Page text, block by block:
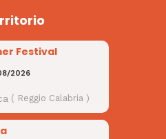
Festival
2026
( Reggio Calabria )